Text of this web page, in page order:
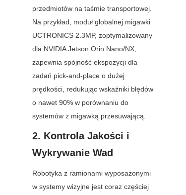
przedmiotów na taśmie transportowej.
Na przykład, moduł globalnej migawki
UCTRONICS 2.3MP, zoptymalizowany
dla NVIDIA Jetson Orin Nano/NX,
zapewnia spójność ekspozycji dla
zadań pick-and-place o dużej
prędkości, redukując wskaźniki błędów
o nawet 90% w porównaniu do
systemów z migawką przesuwającą.
2. Kontrola Jakości i
Wykrywanie Wad
Robotyka z ramionami wyposażonymi
w systemy wizyjne jest coraz częściej